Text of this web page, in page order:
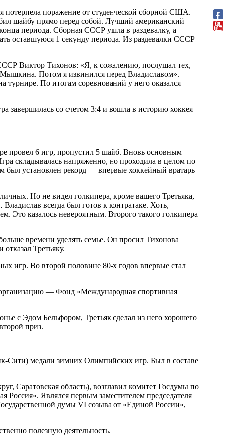
потерпела поражение от студенческой сборной США.
шайбу прямо перед собой. Лучший американский
периода. Сборная СССР ушла в раздевалку, а
оставшуюся 1 секунду периода. Из раздевалки СССР
Виктор Тихонов: «Я, к сожалению, послушал тех,
Мышкина. Потом я извинился перед Владиславом».
По итогам соревнований у него оказался
завершилась со счетом 3:4 и вошла в историю хоккея
провел 6 игр, пропустил 5 шайб. Вновь основным
складывалась напряженно, но проходила в целом по
был установлен рекорд — впервые хоккейный вратарь
Но не видел голкипера, кроме вашего Третьяка,
всегда был готов к контратаке. Хоть,
Это казалось невероятным. Второго такого голкипера
времени уделять семье. Он просил Тихонова
Третьяку.
игр. Во второй половине 80-х годов впервые стал
— Фонд «Международная спортивная
с Эдом Бельфором, Третьяк сделал из него хорошего
приз.
Сити) медали зимних Олимпийских игр. Был в составе
Саратовская область), возглавил комитет Госдумы по
Россия». Являлся первым заместителем председателя
думы VI созыва от «Единой России»,
полезную деятельность.